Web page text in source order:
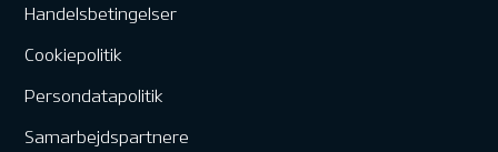
Handelsbetingelser
Cookiepolitik
Persondatapolitik
Samarbejdspartnere